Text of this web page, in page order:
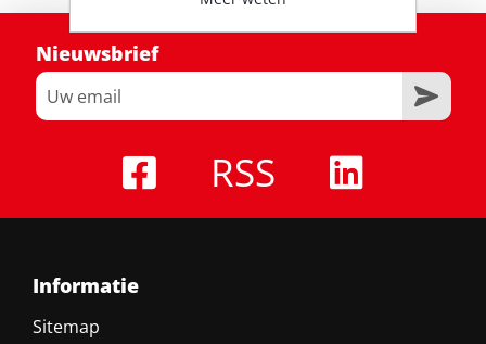
Nieuwsbrief
RSS
Informatie
Sitemap